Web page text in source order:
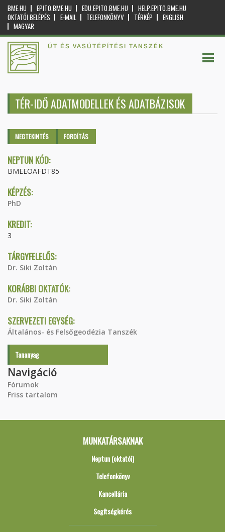
BME.HU EPITO.BME.HU EDU.EPITO.BME.HU
HELP.EPITO.BME.HU
OKTATÓI BELÉPÉS
E-MAIL TELEFONKÖNYV TÉRKÉP
ENGLISH
MAGYAR
ÚT ÉS VASÚTÉPÍTÉSI TANSZÉK
TÉR-IDŐ ADATMODELLEK ÉS ADATBÁZISOK
Elsődleges fülek
MEGTEKINTÉS (AKTÍVFORDÍTÁS
NEPTUN KÓD:
BMEEOAFDT85
KÉPZÉS:
PhD
KREDIT:
3
TÁRGYFELELŐS:
Dr. Siki Zoltán
KORÁBBI OKTATÓK:
Dr. Siki Zoltán
SZERVEZETI EGYSÉG:
Általános- és Felsőgeodézia Tanszék
Tananyag
Navigáció
Fórumok
Friss tartalom
MUNKATÁRSAKNAK
Neptun (oktatói)
Telefonkönyv
Kancellária
Segítségkérés